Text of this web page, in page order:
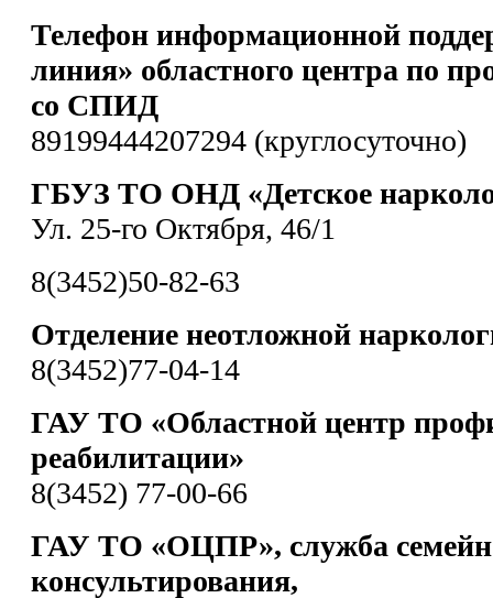
Телефон информационной
линия» областного центра по
со СПИД
89199444207294 (круглосуточно)
ГБУЗ ТО ОНД «Детское
Ул. 25-го Октября, 46/1
8(3452)50-82-63
Отделение неотложной
8(3452)77-04-14
ГАУ ТО «Областной центр
реабилитации»
8(3452) 77-00-66
ГАУ ТО «ОЦПР», служба
консультирования,